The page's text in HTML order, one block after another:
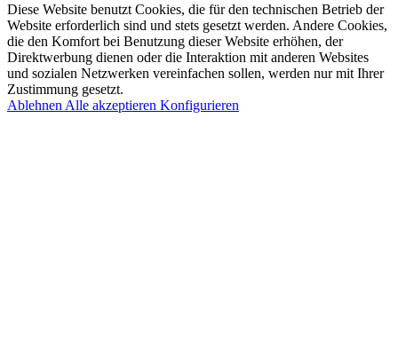
Diese Website benutzt Cookies, die für den technischen Betrieb der
Website erforderlich sind und stets gesetzt werden. Andere Cookies,
die den Komfort bei Benutzung dieser Website erhöhen, der
Direktwerbung dienen oder die Interaktion mit anderen Websites
und sozialen Netzwerken vereinfachen sollen, werden nur mit Ihrer
Zustimmung gesetzt.
Ablehnen Alle akzeptieren Konfigurieren